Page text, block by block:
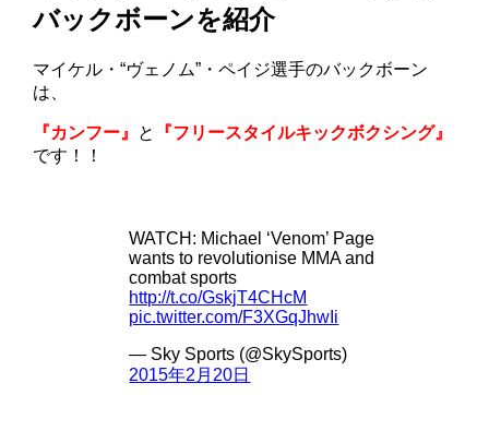
バックボーンを紹介
マイケル・“ヴェノム”・ペイジ選手のバックボーン
は、
『カンフー』 と
『フリースタイルキックボクシング』
です！！
WATCH: Michael ‘Venom’ Page
wants to revolutionise MMA and
combat sports
http://t.co/GskjT4CHcM
pic.twitter.com/F3XGqJhwIi
— Sky Sports (@SkySports)
2015年2月20日